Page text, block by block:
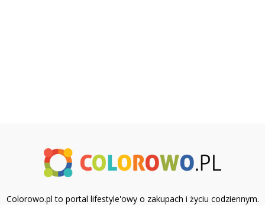
Colorowo.pl to portal lifestyle'owy o zakupach i życiu codziennym.